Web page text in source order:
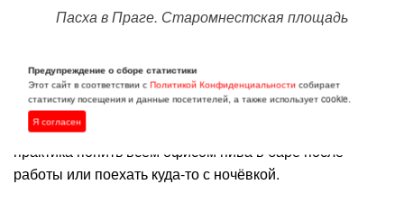
Пасха в Праге. Старомнестская площадь
святое, более того, в пятницу во многих компаниях
сокращенный рабочий день до обеда и царит
расслабленная обстановка. Есть повсеместная
практика попить всем офисом пива в баре после
работы или поехать куда-то с ночёвкой.
Предупреждение о сборе статистики
Этот сайт в соответствии сПолитикой Конфиденциальности собирает
статистику посещения и данные посетителей, а также использует cookie.
Я согласен